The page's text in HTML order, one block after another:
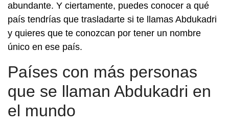
abundante. Y ciertamente, puedes conocer a qué
país tendrías que trasladarte si te llamas Abdukadri
y quieres que te conozcan por tener un nombre
único en ese país.
Países con más personas
que se llaman Abdukadri en
el mundo